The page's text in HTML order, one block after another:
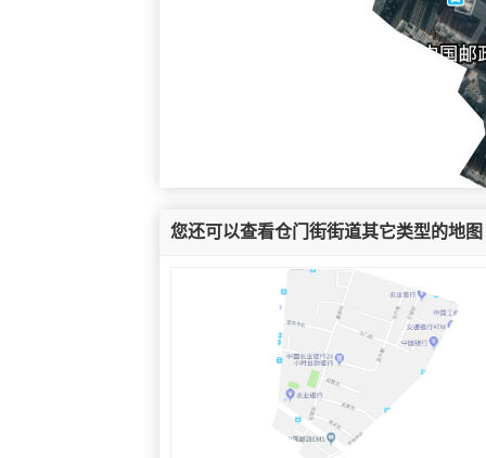
您还可以查看仓门街街道其它类型的地图